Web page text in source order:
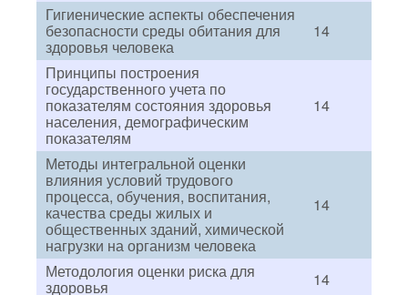
Гигиенические аспекты обеспечения
безопасности среды обитания для
здоровья человека
14
Принципы построения
государственного учета по
показателям состояния здоровья
населения, демографическим
показателям
14
Методы интегральной оценки
влияния условий трудового
процесса, обучения, воспитания,
качества среды жилых и
общественных зданий, химической
нагрузки на организм человека
14
Методология оценки риска для
здоровья
14